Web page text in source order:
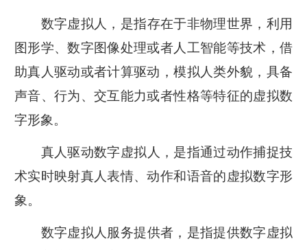
数字虚拟人，是指存在于非物理世界，利用
图形学、数字图像处理或者人工智能等技术，借
助真人驱动或者计算驱动，模拟人类外貌，具备
声音、行为、交互能力或者性格等特征的虚拟数
字形象。
真人驱动数字虚拟人，是指通过动作捕捉技
术实时映射真人表情、动作和语音的虚拟数字形
象。
数字虚拟人服务提供者，是指提供数字虚拟